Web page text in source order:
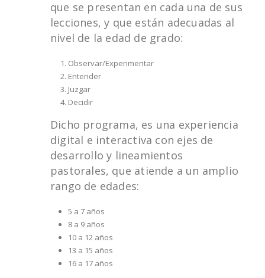
que se presentan en cada una de sus
lecciones, y que están adecuadas al
nivel de la edad de grado:
Observar/Experimentar
Entender
Juzgar
Decidir
Dicho programa, es una experiencia
digital e interactiva con ejes de
desarrollo y lineamientos
pastorales, que atiende a un amplio
rango de edades:
5 a 7 años
8 a 9 años
10 a 12 años
13 a 15 años
16 a 17 años